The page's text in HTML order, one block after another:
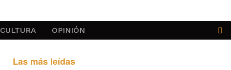
CULTURA OPINIÓN
Las más leídas